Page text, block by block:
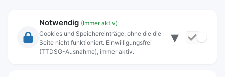
Rechtliche Angaben
Notwendig (Immer aktiv)
Cookies und Speichereinträge, ohne die die
Seite nicht funktioniert. Einwilligungsfrei
(TTDSG-Ausnahme), immer aktiv.
▾